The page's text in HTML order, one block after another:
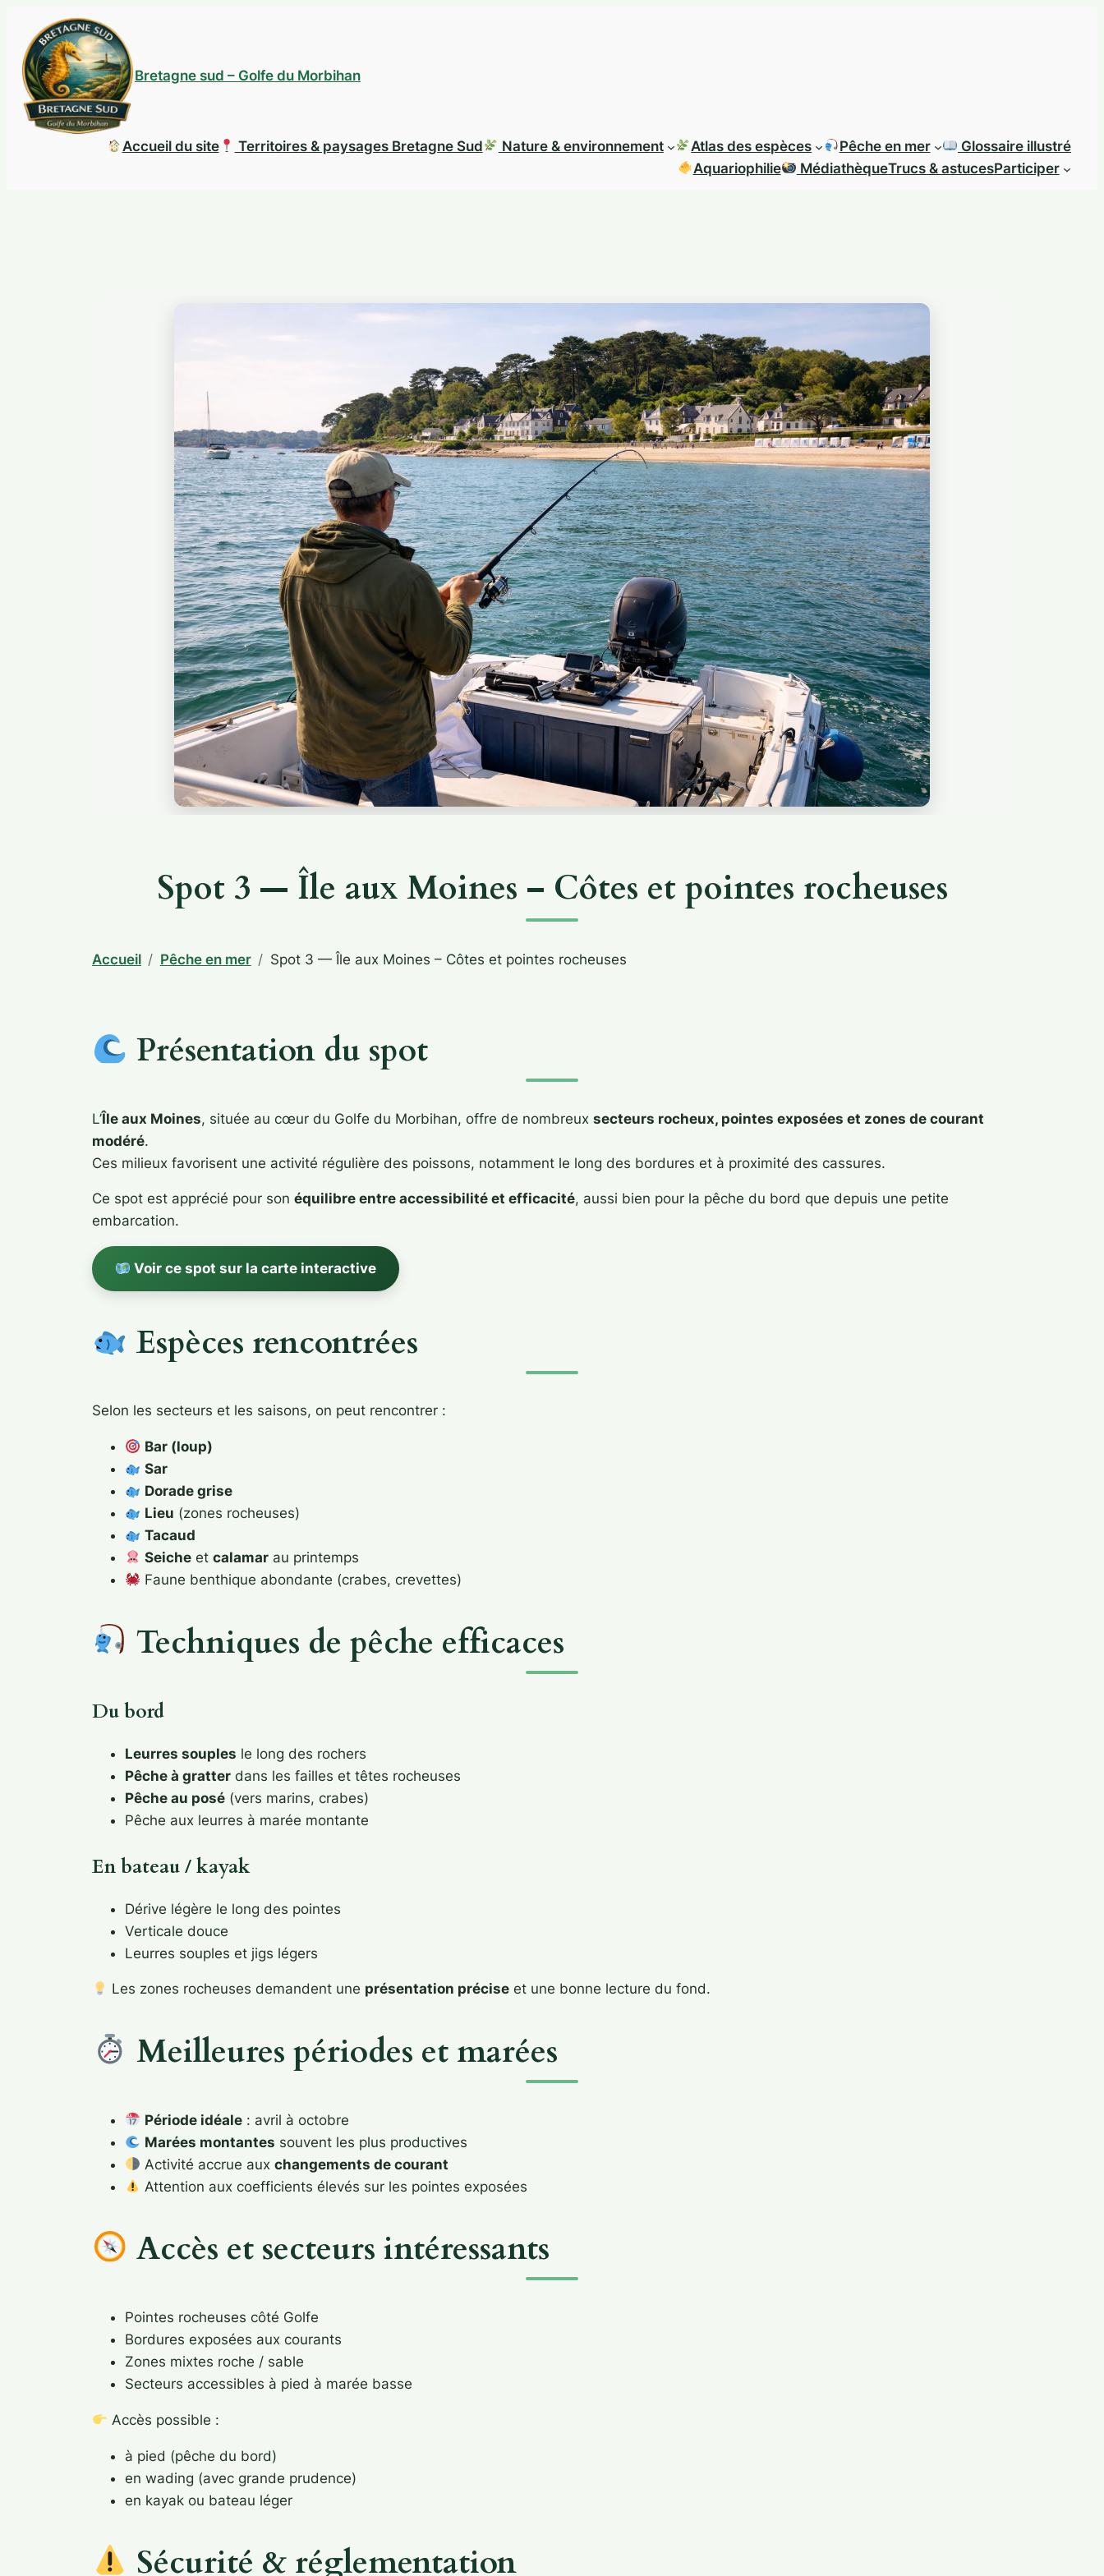
contenu
Bretagne sud – Golfe du Morbihan
Accueil du site Territoires & paysages Bretagne Sud Nature & environnement Atlas des espèces Pêche en mer
Glossaire illustré
Aquariophilie
MédiathèqueTrucs & astucesParticiper
Spot 3 — Île aux Moines – Côtes et pointes rocheuses
Accueil Pêche en mer Spot 3 — Île aux Moines – Côtes et pointes rocheuses
Présentation du spot
L’Île aux Moines, située au cœur du Golfe du Morbihan, offre de nombreux secteurs rocheux, pointes exposées et zones de courant
modéré.
Ces milieux favorisent une activité régulière des poissons, notamment le long des bordures et à proximité des cassures.
Ce spot est apprécié pour son équilibre entre accessibilité et efficacité, aussi bien pour la pêche du bord que depuis une petite
embarcation.
Voir ce spot sur la carte interactive
Espèces rencontrées
Selon les secteurs et les saisons, on peut rencontrer :
Bar (loup)
Sar
Dorade grise
Lieu (zones rocheuses)
Tacaud
Seiche etcalamar au printemps
Faune benthique abondante (crabes, crevettes)
Techniques de pêche efficaces
Du bord
Leurres souples le long des rochers
Pêche à gratter dans les failles et têtes rocheuses
Pêche au posé (vers marins, crabes)
Pêche aux leurres à marée montante
En bateau / kayak
Dérive légère le long des pointes
Verticale douce
Leurres souples et jigs légers
Les zones rocheuses demandent une présentation précise et une bonne lecture du fond.
Meilleures périodes et marées
Période idéale : avril à octobre
Marées montantes souvent les plus productives
Activité accrue auxchangements de courant
Attention aux coefficients élevés sur les pointes exposées
Accès et secteurs intéressants
Pointes rocheuses côté Golfe
Bordures exposées aux courants
Zones mixtes roche / sable
Secteurs accessibles à pied à marée basse
Accès possible :
à pied (pêche du bord)
en wading (avec grande prudence)
en kayak ou bateau léger
Sécurité & réglementation